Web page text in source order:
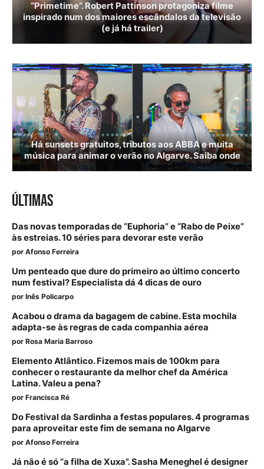
“Primetime”. Robert Pattinson protagoniza filme
inspirado num dos maiores escândalos da televisão
(e já há trailer)
Há sunsets gratuitos, tributos aos ABBA e muita
música para animar o verão no Algarve. Saiba onde
ÚLTIMAS
Das novas temporadas de “Euphoria” e “Rabo de Peixe”
às estreias. 10 séries para devorar este verão
por Afonso Ferreira
Um penteado que dure do primeiro ao último concerto
num festival? Especialista dá 4 dicas de ouro
por Inês Policarpo
Acabou o drama da bagagem de cabine. Esta mochila
adapta-se às regras de cada companhia aérea
por Rosa Maria Barroso
Elemento Atlântico. Fizemos mais de 100km para
conhecer o restaurante da melhor chef da América
Latina. Valeu a pena?
por Francisca Ré
Do Festival da Sardinha a festas populares. 4 programas
para aproveitar este fim de semana no Algarve
por Afonso Ferreira
Já não é só “a filha de Xuxa”. Sasha Meneghel é designer